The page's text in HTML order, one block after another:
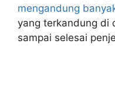
mengandung
yang terkandung di
sampai selesai